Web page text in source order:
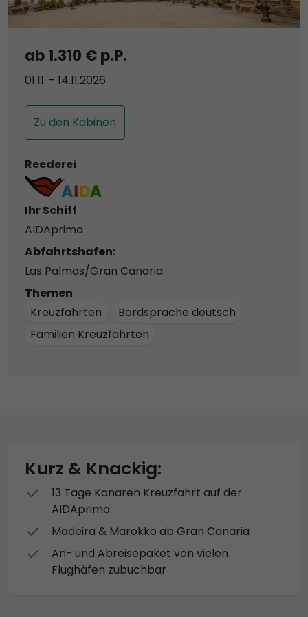
ab 1.310 € p.P.
01.11. - 14.11.2026
Zu den Kabinen
Reederei
Ihr Schiff
AIDAprima
Abfahrtshafen:
Las Palmas/Gran Canaria
Themen
Kreuzfahrten
Bordsprache deutsch
Familien Kreuzfahrten
Kurz & Knackig:
13 Tage Kanaren Kreuzfahrt auf der
AIDAprima
Madeira & Marokko ab Gran Canaria
An- und Abreisepaket von vielen
Flughäfen zubuchbar